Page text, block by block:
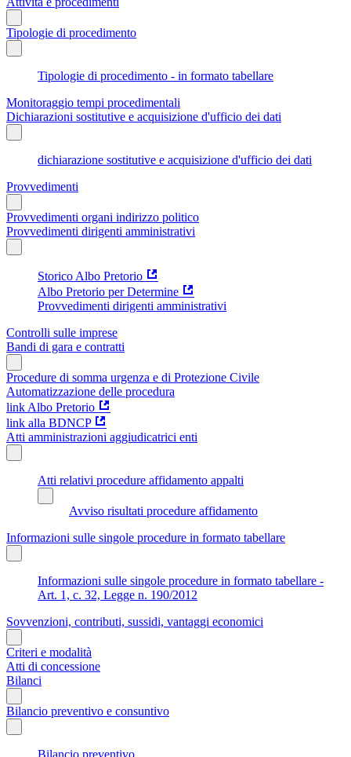
Tipologie di procedimento
Tipologie di procedimento - in formato tabellare
Monitoraggio tempi procedimentali
Dichiarazioni sostitutive e acquisizione d'ufficio dei dati
dichiarazione sostitutive e acquisizione d'ufficio dei dati
Provvedimenti
Provvedimenti organi indirizzo politico
Provvedimenti dirigenti amministrativi
Storico Albo Pretorio
Albo Pretorio per Determine
Provvedimenti dirigenti amministrativi
Controlli sulle imprese
Bandi di gara e contratti
Procedure di somma urgenza e di Protezione Civile
Automatizzazione delle procedura
link Albo Pretorio
link alla BDNCP
Atti amministrazioni aggiudicatrici enti
Atti relativi procedure affidamento appalti
Avviso risultati procedure affidamento
Informazioni sulle singole procedure in formato tabellare
Informazioni sulle singole procedure in formato tabellare -
Art. 1, c. 32, Legge n. 190/2012
Sovvenzioni, contributi, sussidi, vantaggi economici
Criteri e modalità
Atti di concessione
Bilanci
Bilancio preventivo e consuntivo
Bilancio preventivo